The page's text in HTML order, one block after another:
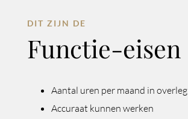
DIT ZIJN DE
Functie-eisen
Aantal uren per maand in overleg
Accuraat kunnen werken